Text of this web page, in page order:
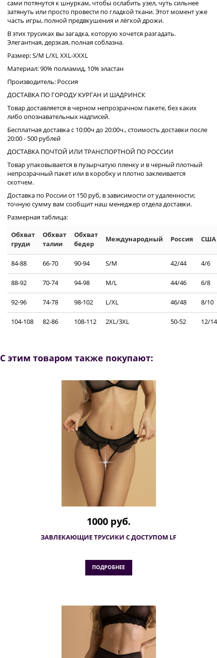
сами потянутся к шнуркам, чтобы ослабить узел, чуть сильнее
затянуть или просто провести по гладкой ткани. Этот момент уже
часть игры, полной предвкушения и лёгкой дрожи.
В этих трусиках вы загадка, которую хочется разгадать.
Элегантная, дерзкая, полная соблазна.
Размер: S/M L/XL XXL-XXXL
Материал: 90% полиамид, 10% эластан
Производитель: Россия
ДОСТАВКА ПО ГОРОДУ КУРГАН И ШАДРИНСК
Товар доставляется в черном непрозрачном пакете, без каких
либо опознавательных надписей.
Бесплатная доставка с 10:00ч до 20:00ч., стоимость доставки после
20:00 - 500 рублей
ДОСТАВКА ПОЧТОЙ ИЛИ ТРАНСПОРТНОЙ ПО РОССИИ
Товар упаковывается в пузырчатую пленку и в черный плотный
непрозрачный пакет или в коробку и плотно заклеивается
скотчем.
Доставка по России от 150 руб, в зависимости от удаленности;
точную сумму вам сообщит наш менеджер отдела доставки.
Размерная таблица:
Обхват
груди
Обхват
талии
Обхват
бедер
Международный Россия США
84-88 66-70 90-94 S/M 42/44 4/6
88-92 70-74 94-98 M/L 44/46 6/8
92-96 74-78 98-102 L/XL 46/48 8/10
104-108 82-86 108-112 2XL/3XL 50-52 12/14
С этим товаром также покупают:
1000 руб.
ЗАВЛЕКАЮЩИЕ ТРУСИКИ С ДОСТУПОМ LF
ПОДРОБНЕЕ